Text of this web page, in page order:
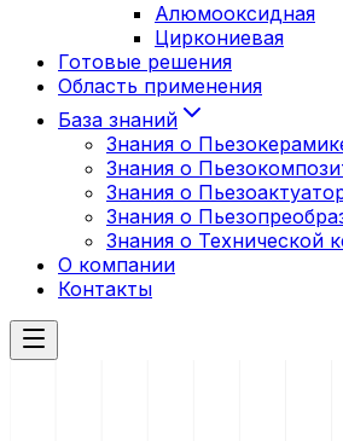
Алюмооксидная
Циркониевая
Готовые решения
Область применения
База знаний
Знания о
Знания о
Знания о
Знания о
Знания о Технической
О компании
Контакты